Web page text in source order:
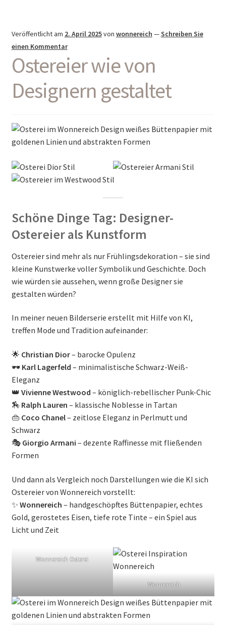
Veröffentlicht am 2. April 2025von wonnereich —Schreiben Sie
einen Kommentar
Ostereier wie von
Designern gestaltet
Schöne Dinge Tag: Designer-
Ostereier als Kunstform
Ostereier sind mehr als nur Frühlingsdekoration – sie sind
kleine Kunstwerke voller Symbolik und Geschichte. Doch
wie würden sie aussehen, wenn große Designer sie
gestalten würden?
In meiner neuen Bilderserie erstellt mit Hilfe von KI,
treffen Mode und Tradition aufeinander:
🌟 Christian Dior– barocke Opulenz
🕶 Karl Lagerfeld – minimalistische Schwarz-Weiß-
Eleganz
👑 Vivienne Westwood – königlich-rebellischer Punk-Chic
🏇 Ralph Lauren – klassische Noblesse in Tartan
👜 Coco Chanel– zeitlose Eleganz in Perlmutt und
Schwarz
🎭 Giorgio Armani – dezente Raffinesse mit fließenden
Formen
Und dann als Vergleich noch Darstellungen wie die KI sich
Ostereier von Wonnereich vorstellt:
✨ Wonnereich – handgeschöpftes Büttenpapier, echtes
Gold, gerostetes Eisen, tiefe rote Tinte – ein Spiel aus
Licht und Zeit
Wonnereich Osterei
Wonnereich